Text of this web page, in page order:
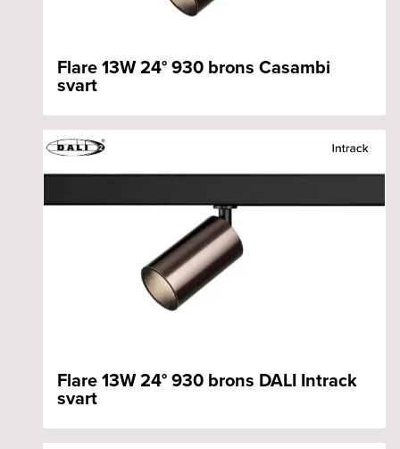
Flare 13W 24° 930 brons Casambi
svart
Flare 13W 24° 930 brons DALI Intrack
svart